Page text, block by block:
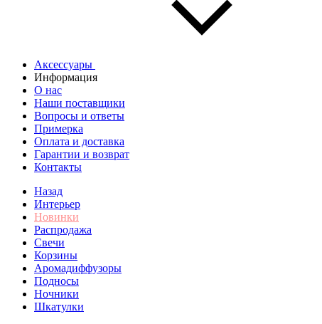
Аксессуары
Информация
О нас
Наши поставщики
Вопросы и ответы
Примерка
Оплата и доставка
Гарантии и возврат
Контакты
Назад
Интерьер
Новинки
Распродажа
Свечи
Корзины
Аромадиффузоры
Подносы
Ночники
Шкатулки